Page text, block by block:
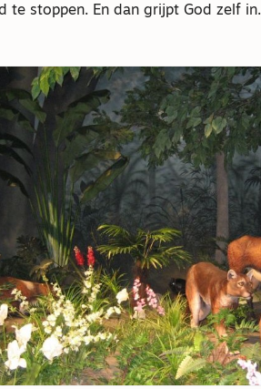
te stoppen. En dan grijpt God zelf